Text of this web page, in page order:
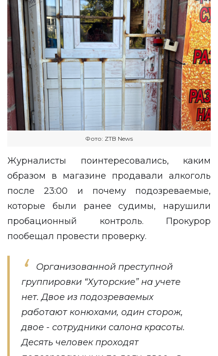
Фото: ZTB News
Журналисты поинтересовались, каким
образом в магазине продавали алкоголь
после 23:00 и почему подозреваемые,
которые были ранее судимы, нарушили
пробационный контроль. Прокурор
пообещал провести проверку.
Организованной преступной
группировки “Хуторские” на учете
нет. Двое из подозреваемых
работают конюхами, один сторож,
двое - сотрудники салона красоты.
Десять человек проходят